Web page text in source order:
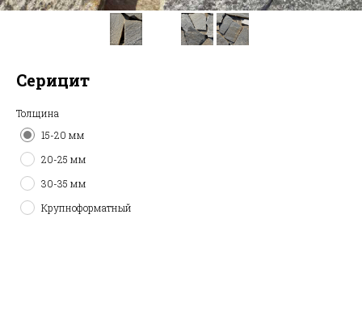
Серицит
Толщина
15-20 мм
20-25 мм
30-35 мм
Крупноформатный